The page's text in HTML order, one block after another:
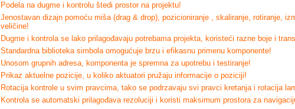
Podela na dugme i kontrolu štedi prostor na projektu!
Jenostavan dizajn pomoću miša (drag & drop), pozicioniranje , skaliranje, rotiranje,
veličine!
Dugme i kontrola se lako prilagođavaju potrebama projekta, koristeći razne boje i
Standardna biblioteka simbola omogućuje brzu i efikasnu primenu komponente!
Unosom grupnih adresa, komponenta je spremna za upotrebu i testiranje!
Prikaz aktuelne pozicije, u koliko aktuatori pružaju informacije o poziciji!
Rotacija kontrole u svim pravcima, tako se podrzavaju svi pravci kretanja i rotacija
Kontrola se automatski prilagođava rezoluciji i koristi maksimum prostora za